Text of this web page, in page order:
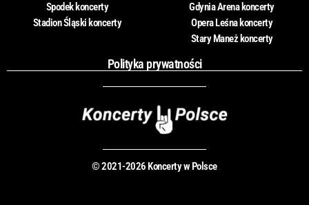
Spodek koncerty
Stadion Śląski koncerty
Gdynia Arena koncerty
Opera Leśna koncerty
Stary Maneż koncerty
Polityka prywatności
© 2021-2026 Koncerty w Polsce